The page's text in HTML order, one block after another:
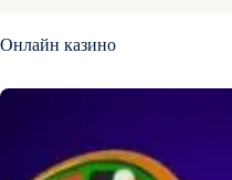
Онлайн казино